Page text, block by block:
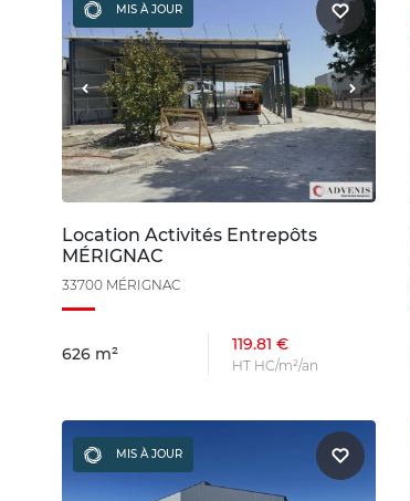
MIS À JOUR
Location Activités Entrepôts
MÉRIGNAC
33700 MÉRIGNAC
626 m² 119.81 €
HT HC/m²/an
MIS À JOUR